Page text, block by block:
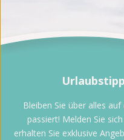
Bleiben Sie über alles
passiert! Melden Sie
erhalten Sie exklusive